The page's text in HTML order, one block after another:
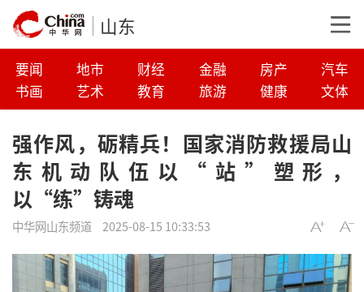
山东
要闻 地市 财经 金融 房产
汽车
书画
艺术 教育 旅游 健康 文体
强作风，砺精兵！国家消防救援局山
东机动队伍以“站”塑形，
以“练”铸魂
中华网山东频道 2025-08-15 10:33:53